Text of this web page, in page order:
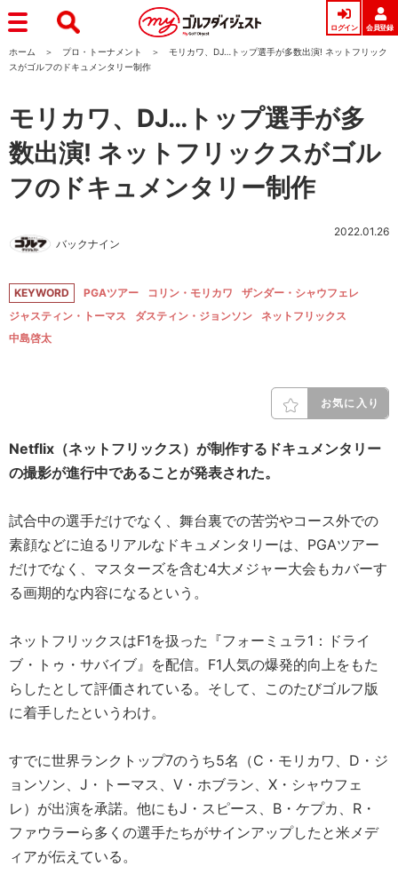
ログイン 会員登録
ホーム プロ・トーナメント
モリカワ、DJ…トップ選手が多数出演! ネットフリック
スがゴルフのドキュメンタリー制作
モリカワ、DJ…トップ選手が多
数出演! ネットフリックスがゴル
フのドキュメンタリー制作
バックナイン
2022.01.26
KEYWORD PGAツアー コリン・モリカワ
ザンダー・シャウフェレ
ジャスティン・トーマス
ダスティン・ジョンソン
ネットフリックス
中島啓太
お気に入り
Netflix（ネットフリックス）が制作するドキュメンタリー
の撮影が進行中であることが発表された。
試合中の選手だけでなく、舞台裏での苦労やコース外での
素顔などに迫るリアルなドキュメンタリーは、PGAツアー
だけでなく、マスターズを含む4大メジャー大会もカバーす
る画期的な内容になるという。
ネットフリックスはF1を扱った『フォーミュラ1：ドライ
ブ・トゥ・サバイブ』を配信。F1人気の爆発的向上をもた
らしたとして評価されている。そして、このたびゴルフ版
に着手したというわけ。
すでに世界ランクトップ7のうち5名（C・モリカワ、D・ジ
ョンソン、J・トーマス、V・ホブラン、X・シャウフェ
レ）が出演を承諾。他にもJ・スピース、B・ケプカ、R・
ファウラーら多くの選手たちがサインアップしたと米メデ
ィアが伝えている。